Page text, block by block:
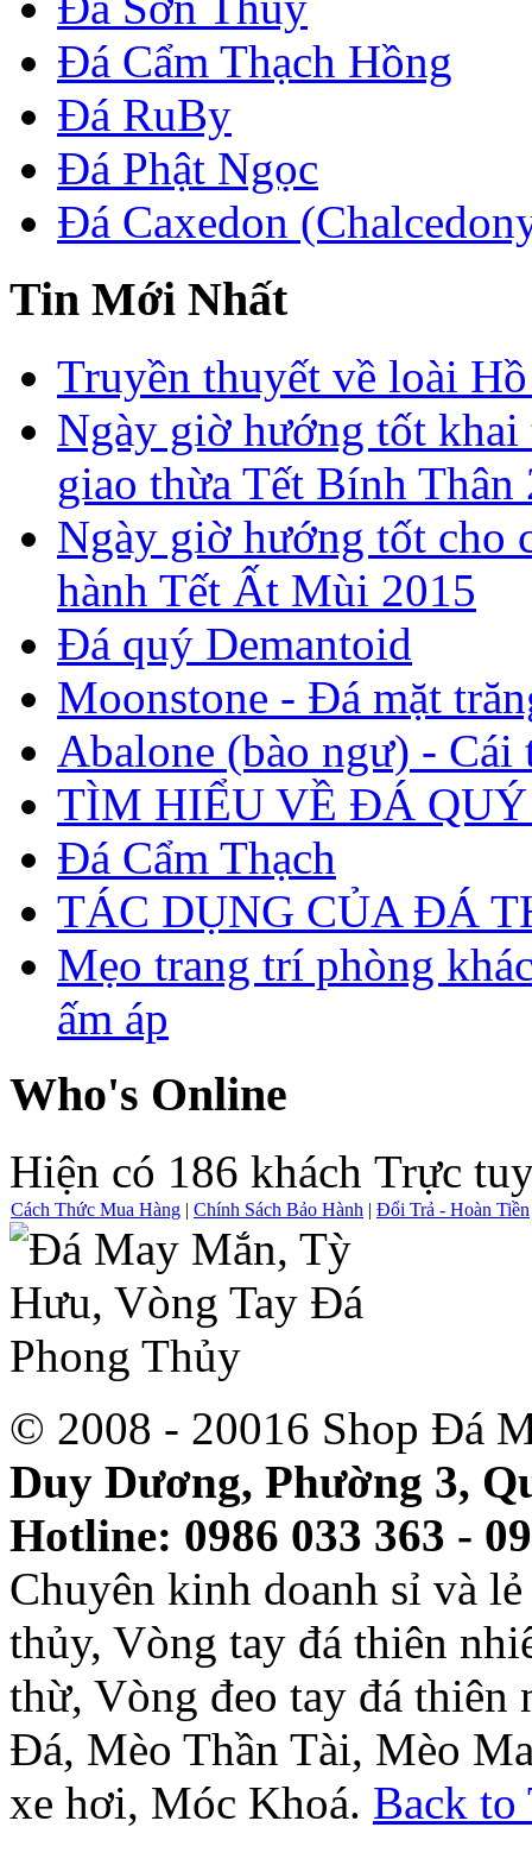
Đá Cẩm Thạch Hồng
Đá RuBy
Đá Phật Ngọc
Đá Caxedon
Tin Mới Nhất
Truyền thuyết về loài
Ngày giờ hướng tốt
giao thừa Tết Bính Thân
Ngày giờ hướng tốt cho
hành Tết Ất Mùi 2015
Đá quý Demantoid
Moonstone - Đá mặt
Abalone (bào ngư) - Cái
TÌM HIỂU VỀ ĐÁ QUÝ
Đá Cẩm Thạch
TÁC DỤNG CỦA ĐÁ
Mẹo trang trí phòng
ấm áp
Who's Online
Hiện có 186 khách Trực
Cách Thức Mua Hàng | Chính Sách Bảo Hành | Đổi Trả - Hoàn Tiền
© 2008 - 20016 Shop Đá
Duy Dương, Phường 3,
Hotline: 0986 033 363 -
Chuyên kinh doanh sỉ và
thủy, Vòng tay đá thiên
thừ, Vòng đeo tay đá thiên
Đá, Mèo Thần Tài, Mèo
xe hơi, Móc Khoá. Back to